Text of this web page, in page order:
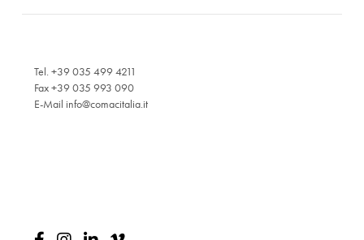
Tel. +39 035 499 4211
Fax +39 035 993 090
E-Mail info@comacitalia.it